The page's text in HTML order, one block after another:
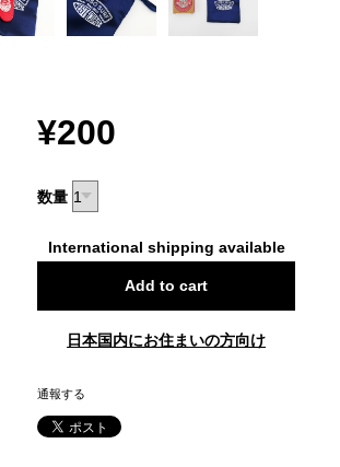
¥200
数量
International shipping available
Add to cart
日本国内にお住まいの方向け
通報する